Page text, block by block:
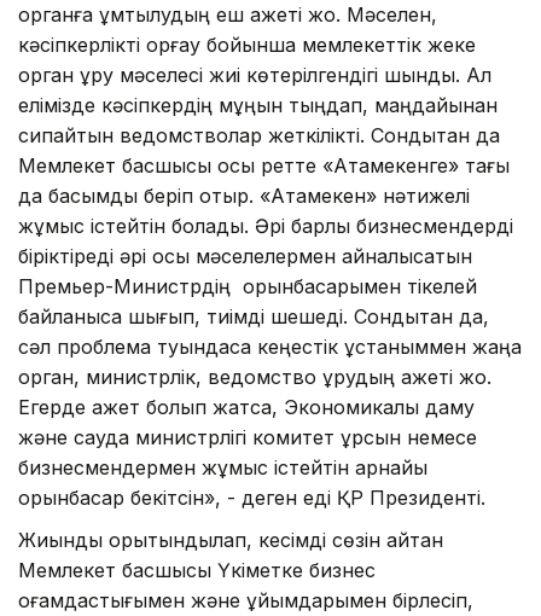
органға ұмтылудың еш қажеті жоқ. Мәселен,
кәсіпкерлікті қорғау бойынша мемлекеттік жеке
орган құру мәселесі жиі көтерілгендігі шындық. Ал
елімізде кәсіпкердің мұңын тыңдап, маңдайынан
сипайтын ведомстволар жеткілікті. Сондықтан да
Мемлекет басшысы осы ретте «Атамекенге» тағы
да басымдық беріп отыр. «Атамекен» нәтижелі
жұмыс істейтін болады. Әрі барлық бизнесмендерді
біріктіреді әрі осы мәселелермен айналысатын
Премьер-Министрдің орынбасарымен тікелей
байланысқа шығып, тиімді шешеді. Сондықтан да,
сәл проблема туындаса кеңестік ұстаныммен жаңа
орган, министрлік, ведомство құрудың қажеті жоқ.
Егерде қажет болып жатса, Экономикалық даму
және сауда министрлігі комитет құрсын немесе
бизнесмендермен жұмыс істейтін арнайы
орынбасар бекітсін», - деген еді ҚР Президенті.
Жиынды қорытындылап, кесімді сөзін айтқан
Мемлекет басшысы Үкіметке бизнес
қоғамдастығымен және ұйымдарымен бірлесіп,